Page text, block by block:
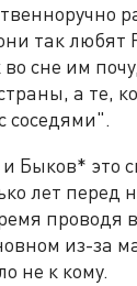
так любят
во сне им
а те,
соседями".
и Быков* это
лет
из-за
не к кому.